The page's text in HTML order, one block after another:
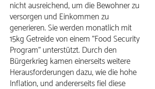
nicht ausreichend, um die Bewohner zu
versorgen und Einkommen zu
generieren. Sie werden monatlich mit
15kg Getreide von einem "Food Security
Program" unterstützt. Durch den
Bürgerkrieg kamen einerseits weitere
Herausforderungen dazu, wie die hohe
Inflation, und andererseits fiel diese